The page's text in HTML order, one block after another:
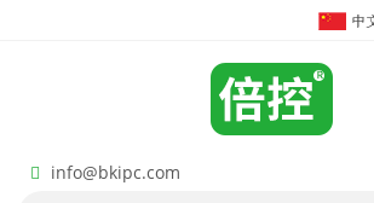
info@bkipc.com